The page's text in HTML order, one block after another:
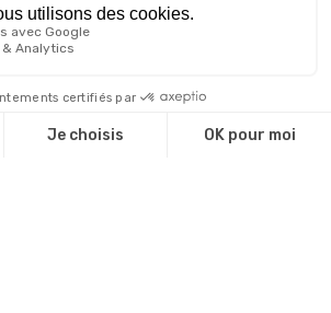
Nos engagements RSE
Qui sommes-nous ?